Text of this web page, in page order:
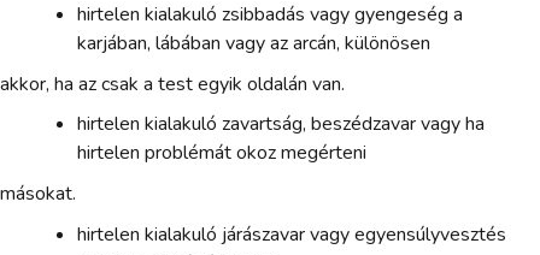
hirtelen kialakuló zsibbadás vagy gyengeség a
karjában, lábában vagy az arcán, különösen
akkor, ha az csak a test egyik oldalán van.
hirtelen kialakuló zavartság, beszédzavar vagy ha
hirtelen problémát okoz megérteni
másokat.
hirtelen kialakuló járászavar vagy egyensúlyvesztés